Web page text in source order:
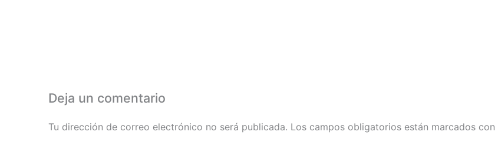
Deja un comentario
Tu dirección de correo electrónico no será publicada. Los campos obligatorios están marcados con